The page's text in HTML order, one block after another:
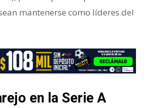
mantenerse como líderes del
en la Serie A